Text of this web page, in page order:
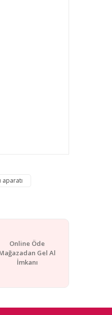
aparatı
Online Öde
Gel Al
İmkanı